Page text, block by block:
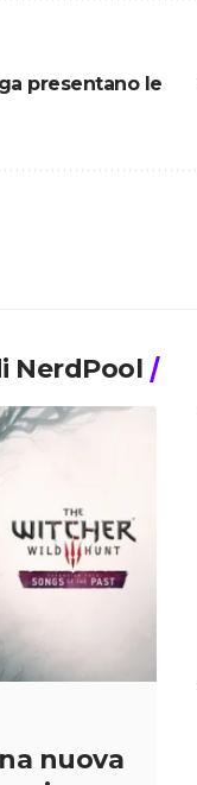
presentano le
NerdPool
nuova